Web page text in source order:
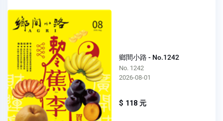
鄉間小路 - No.1242
No. 1242
2026-08-01
$ 118 元